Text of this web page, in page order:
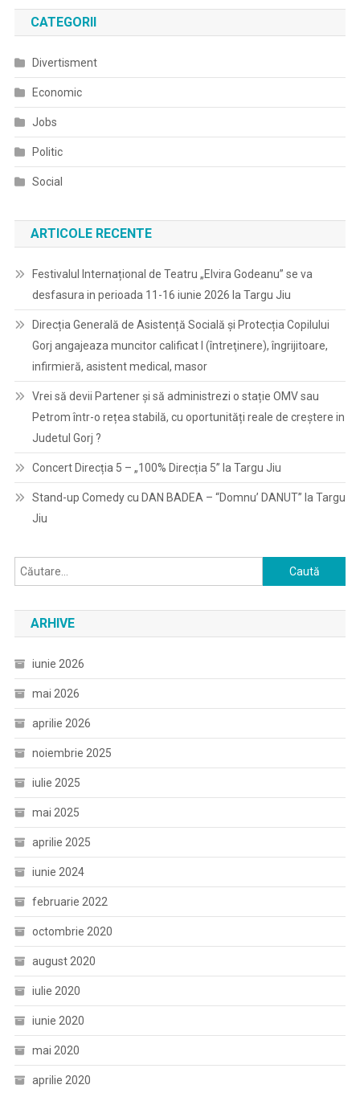
CATEGORII
Divertisment
Economic
Jobs
Politic
Social
ARTICOLE RECENTE
Festivalul Internațional de Teatru „Elvira Godeanu” se va
desfasura in perioada 11-16 iunie 2026 la Targu Jiu
Direcția Generală de Asistență Socială și Protecția Copilului
Gorj angajeaza muncitor calificat I (întreţinere), îngrijitoare,
infirmieră, asistent medical, masor
Vrei să devii Partener și să administrezi o stație OMV sau
Petrom într-o rețea stabilă, cu oportunități reale de creștere in
Judetul Gorj ?
Concert Direcția 5 – „100% Direcția 5” la Targu Jiu
Stand-up Comedy cu DAN BADEA – “Domnu’ DANUT” la Targu
Jiu
Caută
după:
ARHIVE
iunie 2026
mai 2026
aprilie 2026
noiembrie 2025
iulie 2025
mai 2025
aprilie 2025
iunie 2024
februarie 2022
octombrie 2020
august 2020
iulie 2020
iunie 2020
mai 2020
aprilie 2020